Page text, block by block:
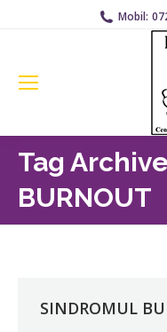
Mobil:
Tag
BURNOUT
SINDROMUL